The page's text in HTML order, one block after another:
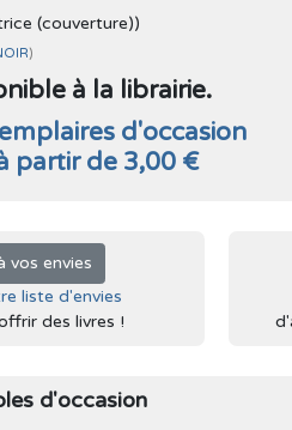
(couverture))
)
à la librairie.
d'occasion
partir de 3,00 €
envies
liste d'envies
des livres !
d'occasion